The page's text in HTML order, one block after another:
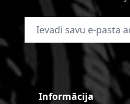
E-pasta adrese
Informācija